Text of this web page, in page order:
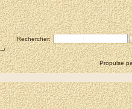
Rechercher:
--/
Propulse